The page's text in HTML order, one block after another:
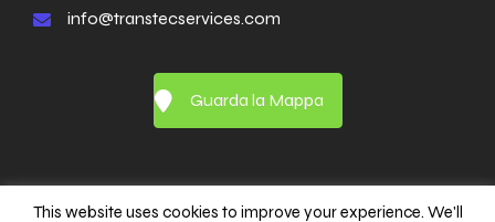
info@transtecservices.com
Guarda la Mappa
This website uses cookies to improve your experience. We'll